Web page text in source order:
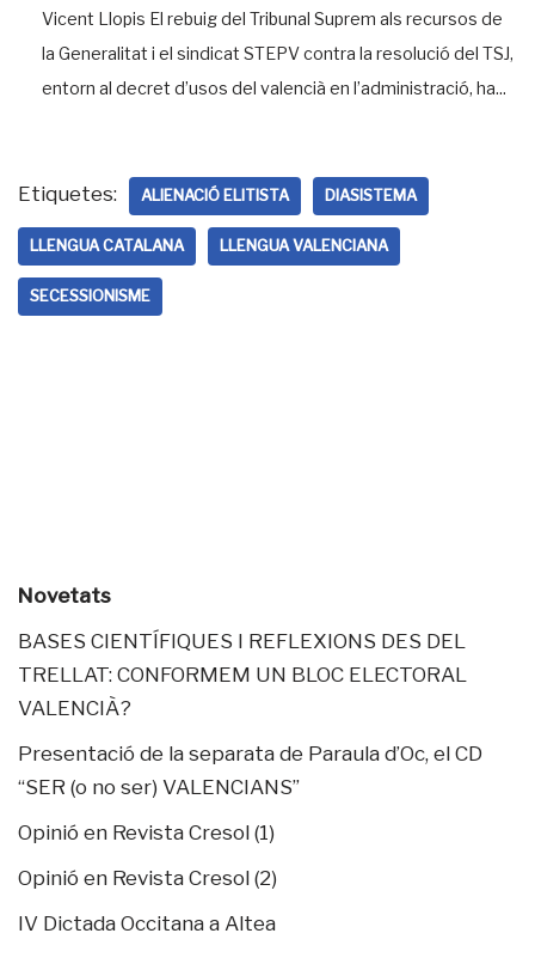
Vicent Llopis El rebuig del Tribunal Suprem als recursos de
la Generalitat i el sindicat STEPV contra la resolució del TSJ,
entorn al decret d’usos del valencià en l’administració, ha...
Etiquetes: ALIENACIÓ ELITISTA DIASISTEMA
LLENGUA CATALANA LLENGUA VALENCIANA
SECESSIONISME
Novetats
BASES CIENTÍFIQUES I REFLEXIONS DES DEL
TRELLAT: CONFORMEM UN BLOC ELECTORAL
VALENCIÀ?
Presentació de la separata de Paraula d’Oc, el CD
“SER (o no ser) VALENCIANS”
Opinió en Revista Cresol (1)
Opinió en Revista Cresol (2)
IV Dictada Occitana a Altea